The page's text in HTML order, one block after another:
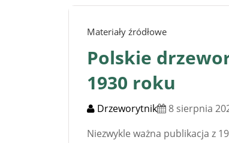
Materiały źródłowe
Polskie
1930 roku
Drzeworytnik
8 sierpnia
Niezwykle ważna publikacja z